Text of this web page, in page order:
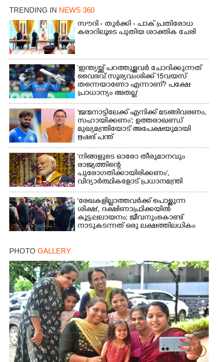
TRENDING IN NEWS 360
സൗദി - തുർക്കി - പാക് പ്രതിരോധ
കരാറിലൂടെ പുതിയ ശാക്തിക ചേരി
'ഇന്ത്യയ്ക്ക് പറത്തുള്ളവർ ചോദിക്കുന്നത്
വൈഭവ് സൂര്യവംശിക്ക് 15വയസ്
തന്നെയാണോ എന്നാണ്? പക്ഷേ
പ്രാധാന്യം അതല്ല'
'ജന്മനാട്ടിലേക്ക് എനിക്ക് മടങ്ങിവരണം,
സഹായിക്കണം'; ഉത്തരാഖണ്ഡ്
മുഖ്യമന്ത്രിയോട് അപേക്ഷയുമായി
ഋഷഭ് പന്ത്
'നിങ്ങളുടെ ഓരോ തീരുമാനവും
രാജ്യത്തിന്റെ
പുരോഗതിക്കായിരിക്കണം',​
വിദ്യാർത്ഥികളോട് പ്രധാനമന്ത്രി
'രേഖകളില്ലാത്തവർക്ക് പൊള്ളുന്ന
ശിക്ഷ', ദക്ഷിണാഫ്രിക്കയിൽ
കൂട്ടപ്പലായനം; ജീവനുംകൊണ്ട്
നാടുകടന്നത് ഒരു ലക്ഷത്തിലധികം
PHOTO GALLERY